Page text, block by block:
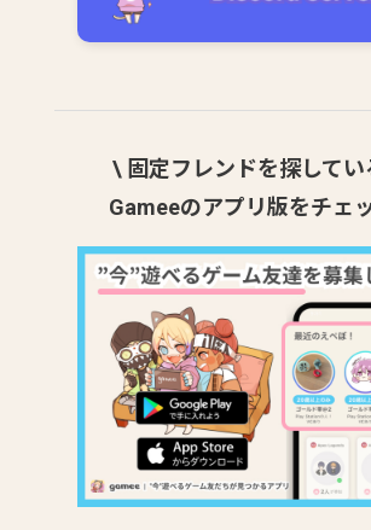
\ 固定フレンドを探してい
Gameeのアプリ版をチェ